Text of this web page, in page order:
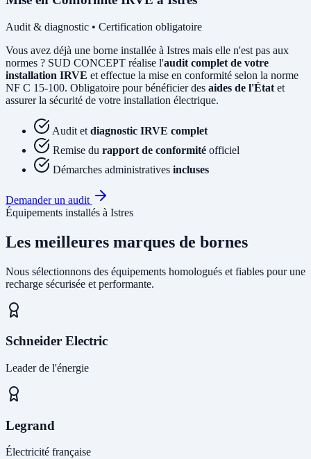
Audit & diagnostic • Certification obligatoire
Vous avez déjà une borne installée à Istres mais elle n'est pas aux
normes ? SUD CONCEPT réalise l'audit complet de votre
installation IRVE et effectue la mise en conformité selon la norme
NF C 15-100. Obligatoire pour bénéficier des aides de l'État et
assurer la sécurité de votre installation électrique.
Audit et diagnostic IRVE complet
Remise du rapport de conformité officiel
Démarches administratives incluses
Demander un audit
Équipements installés à Istres
Les meilleures marques de bornes
Nous sélectionnons des équipements homologués et fiables pour une
recharge sécurisée et performante.
Schneider Electric
Leader de l'énergie
Legrand
Électricité française